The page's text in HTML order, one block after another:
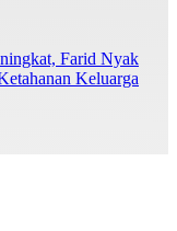
Farid Nyak
Keluarga